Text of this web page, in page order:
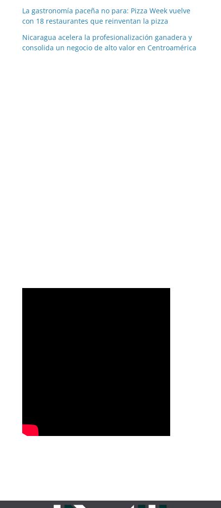
La gastronomía paceña no para: Pizza Week vuelve
con 18 restaurantes que reinventan la pizza
Nicaragua acelera la profesionalización ganadera y
consolida un negocio de alto valor en Centroamérica